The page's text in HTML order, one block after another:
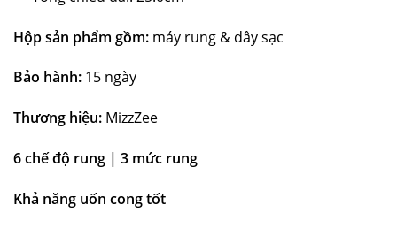
Hộp sản phẩm gồm: máy rung & dây sạc
Bảo hành: 15 ngày
Thương hiệu: MizzZee
6 chế độ rung | 3 mức rung
Khả năng uốn cong tốt